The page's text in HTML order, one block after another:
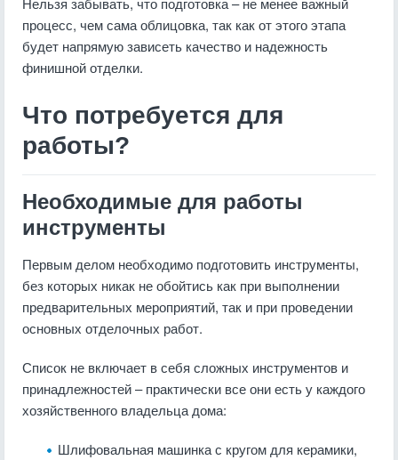
процесс, чем сама облицовка, так как от этого этапа
будет напрямую зависеть качество и надежность
финишной отделки.
Что потребуется для
работы?
Необходимые для работы
инструменты
Первым делом необходимо подготовить инструменты,
без которых никак не обойтись как при выполнении
предварительных мероприятий, так и при проведении
основных отделочных работ.
Список не включает в себя сложных инструментов и
принадлежностей – практически все они есть у каждого
хозяйственного владельца дома:
Шлифовальная машинка с кругом для керамики,